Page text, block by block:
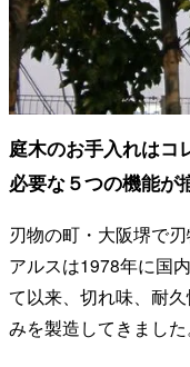
庭木のお手入れはコ
必要な５つの機能が
刃物の町・大阪堺で
アルスは1978年に国
て以来、切れ味、耐
みを製造してきました